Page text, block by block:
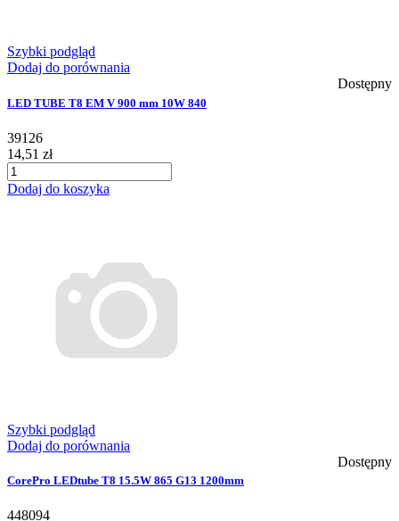
Szybki podgląd
Dodaj do porównania
Dostępny
LED TUBE T8 EM V 900 mm 10W 840
39126
14,51 zł
Dodaj do koszyka
Szybki podgląd
Dodaj do porównania
Dostępny
CorePro LEDtube T8 15.5W 865 G13 1200mm
448094